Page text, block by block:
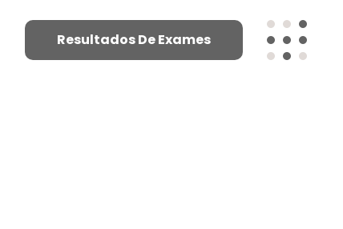
Resultados De Exames